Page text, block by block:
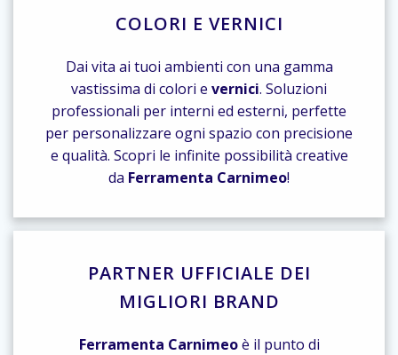
COLORI E VERNICI
Dai vita ai tuoi ambienti con una gamma
vastissima di colori e vernici. Soluzioni
professionali per interni ed esterni, perfette
per personalizzare ogni spazio con precisione
e qualità. Scopri le infinite possibilità creative
da Ferramenta Carnimeo!
PARTNER UFFICIALE DEI
MIGLIORI BRAND
Ferramenta Carnimeoè il punto di